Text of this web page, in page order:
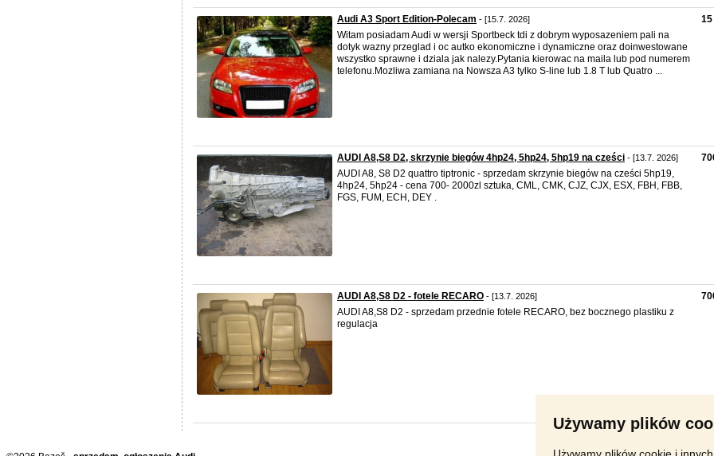
Używamy plików
Używamy plików cookie i
Audi A3 Sport Edition-Polecam - [15.7. 2026]
Witam posiadam Audi w wersji Sportbeck tdi z dobrym wyposazeniem pali na
dotyk wazny przeglad i oc autko ekonomiczne i dynamiczne oraz doinwestowane
wszystko sprawne i dziala jak nalezy.Pytania kierowac na maila lub pod numerem
telefonu.Mozliwa zamiana na Nowsza A3 tylko S-line lub 1.8 T lub Quatro ...
15
AUDI A8,S8 D2, skrzynie biegów 4hp24, 5hp24, 5hp19 na cześci - [13.7. 2026]
AUDI A8, S8 D2 quattro tiptronic - sprzedam skrzynie biegów na cześci 5hp19,
4hp24, 5hp24 - cena 700- 2000zl sztuka, CML, CMK, CJZ, CJX, ESX, FBH, FBB,
FGS, FUM, ECH, DEY .
AUDI A8,S8 D2 - fotele RECARO - [13.7. 2026]
AUDI A8,S8 D2 - sprzedam przednie fotele RECARO, bez bocznego plastiku z
regulacja